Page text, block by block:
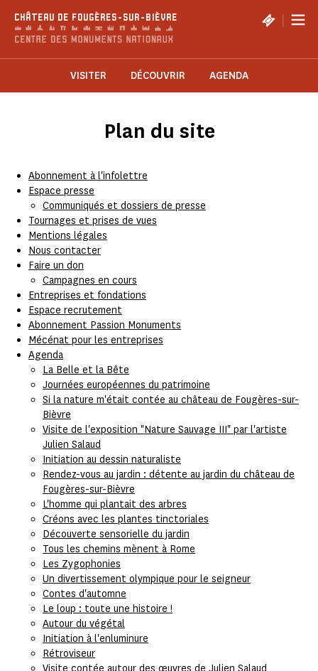
CHÂTEAU DE FOUGÈRES-SUR-BIÈVRE |
VISITER DÉCOUVRIR AGENDA
Plan du site
Abonnement à l'infolettre
Espace presse
Communiqués et dossiers de presse
Tournages et prises de vues
Mentions légales
Nous contacter
Faire un don
Campagnes en cours
Entreprises et fondations
Espace recrutement
Abonnement Passion Monuments
Mécénat pour les entreprises
Agenda
La Belle et la Bête
Journées européennes du patrimoine
Si la nature m'était contée au château de Fougères-sur-
Bièvre
Visite de l'exposition "Nature Sauvage III" par l'artiste
Julien Salaud
Initiation au dessin naturaliste
Rendez-vous au jardin : détente au jardin du château de
Fougères-sur-Bièvre
L'homme qui plantait des arbres
Créons avec les plantes tinctoriales
Découverte sensorielle du jardin
Tous les chemins mènent à Rome
Les Zygophonies
Un divertissement olympique pour le seigneur
Contes d'automne
Le loup : toute une histoire !
Autour du végétal
Initiation à l'enluminure
Rétroviseur